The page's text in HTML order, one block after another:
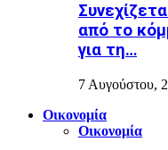
από το
για τη…
7 Αυγούστου,
Οικονομία
Οικονομία